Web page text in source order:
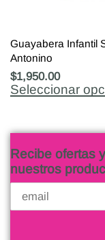
Guayabera Infantil
Antonino
$1,950.00
Seleccionar
Recibe ofertas
nuestros